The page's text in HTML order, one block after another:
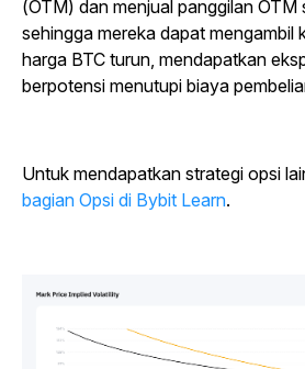
(OTM) dan menjual panggilan OTM
sehingga mereka dapat mengambil
harga BTC turun, mendapatkan
berpotensi menutupi biaya
Untuk mendapatkan strategi opsi
bagian Opsi di Bybit Learn.